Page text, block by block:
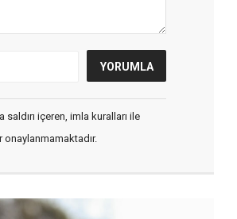
içeren, imla kuralları ile
onaylanmamaktadır.